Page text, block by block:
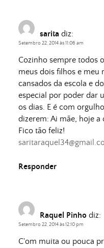
sarita diz:
Setembro 22, 2014 às 11:06 am
Cozinho sempre todos
meus dois filhos e meu
cansados da escola e
especial por poder dar
os dias. E é com
dizerem: Ai mãe, hoje a
Fico tão feliz!
Responder
Raquel Pinho diz:
Setembro 22, 2014 às 12:10 pm
C'om muita ou pouca